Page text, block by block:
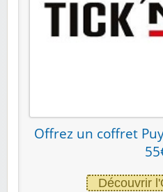
Offrez un coffret
Découvrir